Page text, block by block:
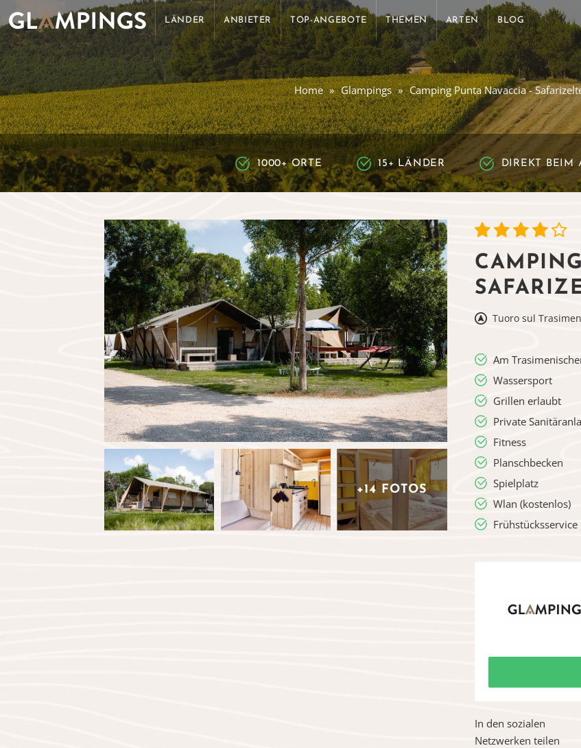
LÄNDER ANBIETER TOP-ANGEBOTE THEMEN ARTEN BLOG
Home Glampings Camping Punta Navaccia -
1000+ ORTE 15+ LÄNDER DIREKT BEIM
+14 FOTOS
Tuoro sul
Am
Wassersport
Grillen erlaubt
Private
Fitness
Planschbecken
Spielplatz
Wlan (kostenlos)
Frühstücksservice
In den sozialen
Netzwerken teilen